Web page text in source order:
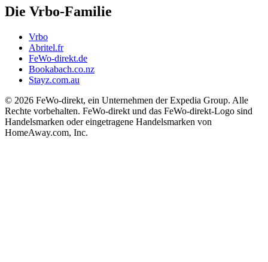
Die Vrbo-Familie
Vrbo
Abritel.fr
FeWo-direkt.de
Bookabach.co.nz
Stayz.com.au
© 2026 FeWo-direkt, ein Unternehmen der Expedia Group. Alle
Rechte vorbehalten. FeWo-direkt und das FeWo-direkt-Logo sind
Handelsmarken oder eingetragene Handelsmarken von
HomeAway.com, Inc.